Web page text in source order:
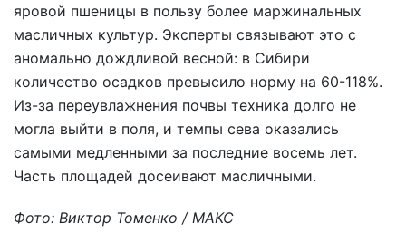
яровой пшеницы в пользу более маржинальных
масличных культур. Эксперты связывают это с
аномально дождливой весной: в Сибири
количество осадков превысило норму на 60-118%.
Из-за переувлажнения почвы техника долго не
могла выйти в поля, и темпы сева оказались
самыми медленными за последние восемь лет.
Часть площадей досеивают масличными.
Фото: Виктор Томенко / МАКС